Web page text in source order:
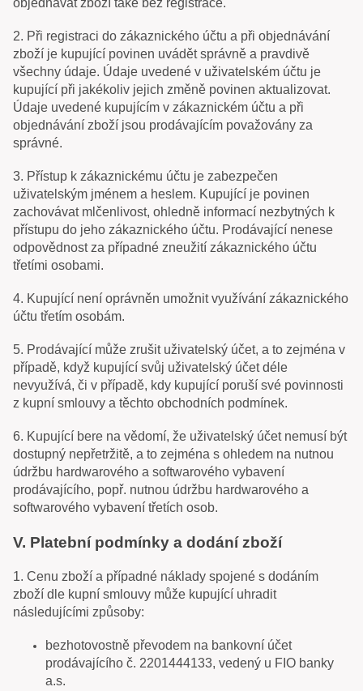
objednávat zboží také bez registrace.
2. Při registraci do zákaznického účtu a při objednávání
zboží je kupující povinen uvádět správně a pravdivě
všechny údaje. Údaje uvedené v uživatelském účtu je
kupující při jakékoliv jejich změně povinen aktualizovat.
Údaje uvedené kupujícím v zákaznickém účtu a při
objednávání zboží jsou prodávajícím považovány za
správné.
3. Přístup k zákaznickému účtu je zabezpečen
uživatelským jménem a heslem. Kupující je povinen
zachovávat mlčenlivost, ohledně informací nezbytných k
přístupu do jeho zákaznického účtu. Prodávající nenese
odpovědnost za případné zneužití zákaznického účtu
třetími osobami.
4. Kupující není oprávněn umožnit využívání zákaznického
účtu třetím osobám.
5. Prodávající může zrušit uživatelský účet, a to zejména v
případě, když kupující svůj uživatelský účet déle
nevyužívá, či v případě, kdy kupující poruší své povinnosti
z kupní smlouvy a těchto obchodních podmínek.
6. Kupující bere na vědomí, že uživatelský účet nemusí být
dostupný nepřetržitě, a to zejména s ohledem na nutnou
údržbu hardwarového a softwarového vybavení
prodávajícího, popř. nutnou údržbu hardwarového a
softwarového vybavení třetích osob.
V. Platební podmínky a dodání zboží
1. Cenu zboží a případné náklady spojené s dodáním
zboží dle kupní smlouvy může kupující uhradit
následujícími způsoby:
bezhotovostně převodem na bankovní účet
prodávajícího č. 2201444133, vedený u FIO banky
a.s.